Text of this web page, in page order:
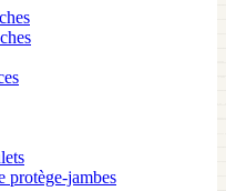
protège-jambes